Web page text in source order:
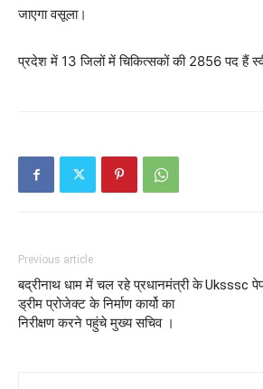
जाएगा वसूला।
प्रदेश में 13 जिलों में चिकित्सकों की 2856 पद हैं
Previous article
बद्रीनाथ धाम में चल रहे प्रधानमंत्री के
ड्रीम प्रोजेक्ट के निर्माण कार्यो का
निरीक्षण करने पहुंचे मुख्य सचिव ।
Uksssc